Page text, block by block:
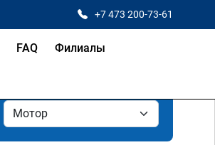
+7 473 200-73-61
FAQ Филиалы